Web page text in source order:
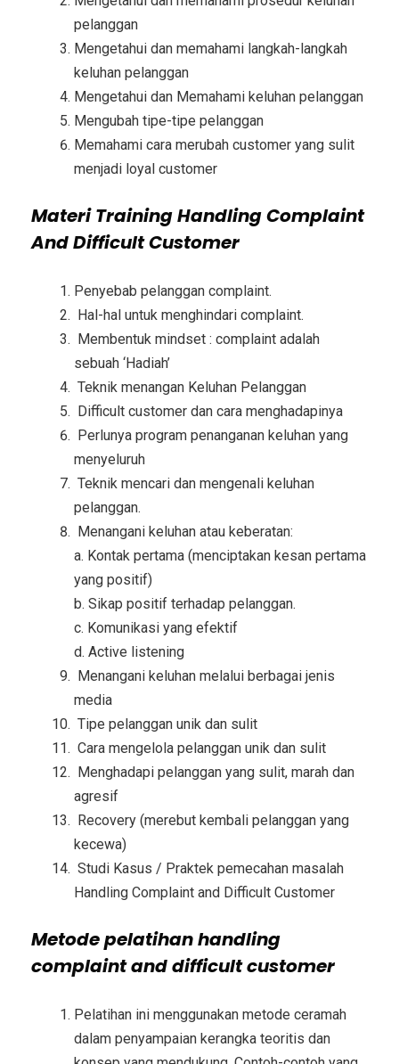
pelanggan
Mengetahui dan memahami langkah-langkah
keluhan pelanggan
Mengetahui dan Memahami keluhan pelanggan
Mengubah tipe-tipe pelanggan
Memahami cara merubah customer yang sulit
menjadi loyal customer
MateriTraining Handling Complaint
And Difficult Customer
Penyebab pelanggan complaint.
Hal-hal untuk menghindari complaint.
Membentuk mindset : complaint adalah
sebuah ‘Hadiah’
Teknik menangan Keluhan Pelanggan
Difficult customer dan cara menghadapinya
Perlunya program penanganan keluhan yang
menyeluruh
Teknik mencari dan mengenali keluhan
pelanggan.
Menangani keluhan atau keberatan:
a. Kontak pertama (menciptakan kesan pertama
yang positif)
b. Sikap positif terhadap pelanggan.
c. Komunikasi yang efektif
d. Active listening
Menangani keluhan melalui berbagai jenis
media
Tipe pelanggan unik dan sulit
Cara mengelola pelanggan unik dan sulit
Menghadapi pelanggan yang sulit, marah dan
agresif
Recovery (merebut kembali pelanggan yang
kecewa)
Studi Kasus / Praktek pemecahan masalah
Handling Complaint and Difficult Customer
Metodepelatihan handling
complaint and difficult customer
Pelatihan ini menggunakan metode ceramah
dalam penyampaian kerangka teoritis dan